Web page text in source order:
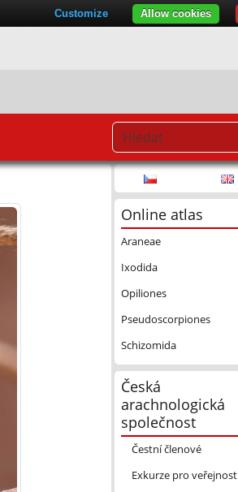
Online atlas
Araneae
Ixodida
Opiliones
Pseudoscorpiones
Schizomida
Česká
arachnologická
společnost
Čestní členové
Exkurze pro veřejnost
Allow cookies
Customize